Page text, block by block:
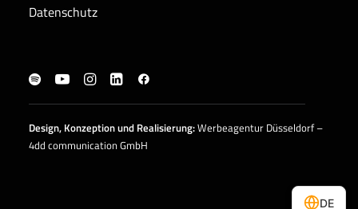
Datenschutz
Design, Konzeption und Realisierung:Werbeagentur Düsseldorf –
4dd communication GmbH
DE